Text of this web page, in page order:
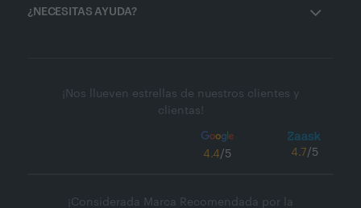
¿NECESITAS AYUDA?
¡Nos llueven estrellas de nuestros clientes y
clientas!
4.4/5 4.7/5
¡Considerada Marca Recomendada por la